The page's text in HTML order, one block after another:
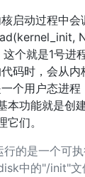
启动过程中会
个就是1号进
码时，会从
个用户态进
本功能就是创
它们。
行的是一个可
中的"/init"文